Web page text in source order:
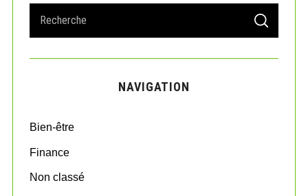
a
r
o
:
S
A
C
NAVIGATION
Bien-être
Finance
Non classé